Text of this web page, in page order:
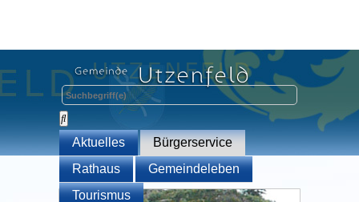
Aktuelles
Bürgerservice
Rathaus
Gemeindeleben
Tourismus